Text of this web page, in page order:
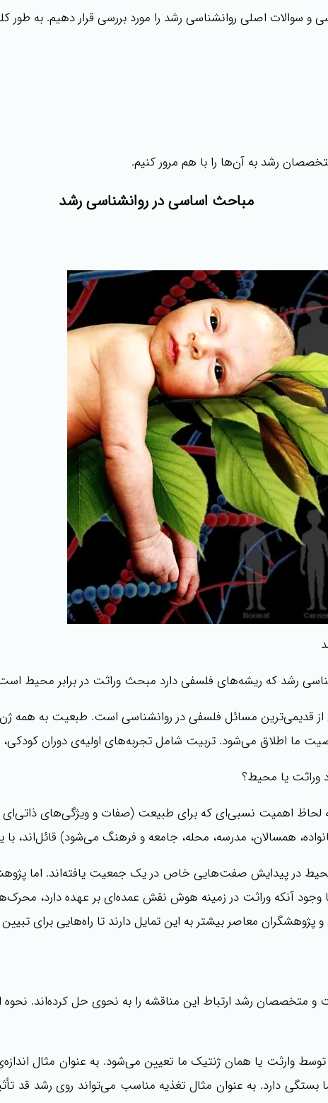
و سوالات اصلی روانشناسی رشد را مورد بررسی قرار دهیم. به
رشد به آن‌ها را با هم مرور کنیم.
مباحث اساسی در روانشناسی رشد
رشد که ریشه‌های فلسفی دارد مبحث وراثت در برابر محیط
قدیمی‌ترین مسائل فلسفی در روانشناسی است. طبعیت به همه
ما اطلاق می‌شود. تربیت شامل تجربه‌های اولیه‌ی دوران
وراثت یا محیط؟
اهمیت نسبی‌­ای که برای طبیعت (صفات و ویژگی­‌های ذاتی­‌ای
همسالان، مدرسه، محله، جامعه و فرهنگ می‌­شود) قائل­‌اند، با
محیط در پیدایش صفت­‌هایی خاص در یک جمعیت یافته‌­اند. اما
آنکه وراثت در زمینه هوش نقش عمده‌­ای بر عهده دارد،
و پژوهشگران معاصر بیشتر به این تمایل دارند تا راه­‌هایی برای
متخصصان رشد ارتباط این مناقشه را به نحوی حل کرده‌اند.
وارثت یا همان ژنتیک ما تعیین می‌شود. به عنوان مثال
بستگی دارد. به عنوان مثال تغذیه مناسب می‌تواند روی رشد قد